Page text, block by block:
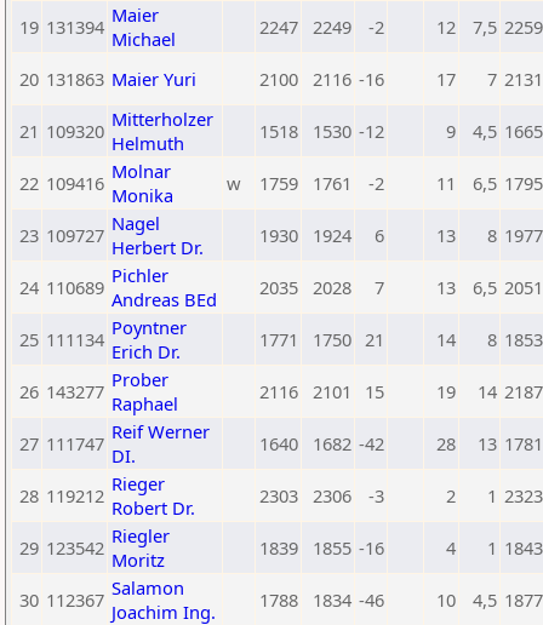
19 131394 Maier
Michael
2247 2249 -2 12 7,5 2259
20 131863 Maier Yuri 2100 2116 -16 17 7 2131
21 109320 Mitterholzer
Helmuth
1518 1530 -12 9 4,5 1665
22 109416 Molnar
Monika
w 1759 1761 -2 11 6,5 1795
23 109727 Nagel
Herbert Dr.
1930 1924 6 13 8 1977
24 110689 Pichler
Andreas BEd
2035 2028 7 13 6,5 2051
25 111134 Poyntner
Erich Dr.
1771 1750 21 14 8 1853
26 143277 Prober
Raphael
2116 2101 15 19 14 2187
27 111747 Reif Werner
DI.
1640 1682 -42 28 13 1781
28 119212 Rieger
Robert Dr.
2303 2306 -3 2 1 2323
29 123542 Riegler
Moritz
1839 1855 -16 4 1 1843
30 112367 Salamon
Joachim Ing.
1788 1834 -46 10 4,5 1877